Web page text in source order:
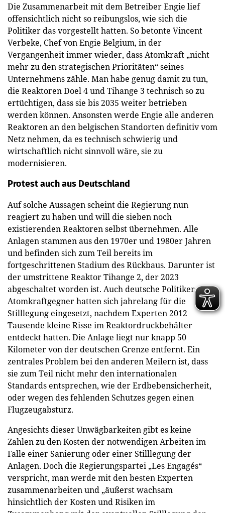
Die Zusammenarbeit mit dem Betreiber Engie lief
offensichtlich nicht so reibungslos, wie sich die
Politiker das vorgestellt hatten. So betonte Vincent
Verbeke, Chef von Engie Belgium, in der
Vergangenheit immer wieder, dass Atomkraft „nicht
mehr zu den strategischen Prioritäten“ seines
Unternehmens zähle. Man habe genug damit zu tun,
die Reaktoren Doel 4 und Tihange 3 technisch so zu
ertüchtigen, dass sie bis 2035 weiter betrieben
werden können. Ansonsten werde Engie alle anderen
Reaktoren an den belgischen Standorten definitiv vom
Netz nehmen, da es technisch schwierig und
wirtschaftlich nicht sinnvoll wäre, sie zu
modernisieren.
Protest auch aus Deutschland
Auf solche Aussagen scheint die Regierung nun
reagiert zu haben und will die sieben noch
existierenden Reaktoren selbst übernehmen. Alle
Anlagen stammen aus den 1970er und 1980er Jahren
und befinden sich zum Teil bereits im
fortgeschrittenen Stadium des Rückbaus. Darunter ist
der umstrittene Reaktor Tihange 2, der 2023
abgeschaltet worden ist. Auch deutsche Politiker und
Atomkraftgegner hatten sich jahrelang für die
Stilllegung eingesetzt, nachdem Experten 2012
Tausende kleine Risse im Reaktordruckbehälter
entdeckt hatten. Die Anlage liegt nur knapp 50
Kilometer von der deutschen Grenze entfernt. Ein
zentrales Problem bei den anderen Meilern ist, dass
sie zum Teil nicht mehr den internationalen
Standards entsprechen, wie der Erdbebensicherheit,
oder wegen des fehlenden Schutzes gegen einen
Flugzeugabsturz.
Angesichts dieser Unwägbarkeiten gibt es keine
Zahlen zu den Kosten der notwendigen Arbeiten im
Falle einer Sanierung oder einer Stilllegung der
Anlagen. Doch die Regierungspartei „Les Engagés“
verspricht, man werde mit den besten Experten
zusammenarbeiten und „äußerst wachsam
hinsichtlich der Kosten und Risiken im